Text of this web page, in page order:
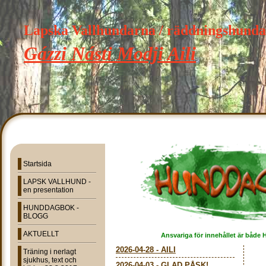
Lapska Vallhundarna /
Gázzi Násti Modji Aili
Startsida
LAPSK VALLHUND -
en presentation
HUNDDAGBOK -
BLOGG
AKTUELLT
Träning i nerlagt
sjukhus, text och
Ansvariga för innehållet är både
2026-04-28 - AILI